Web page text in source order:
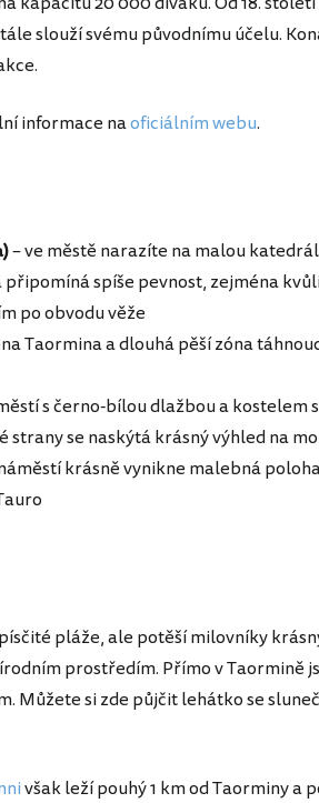
slouží svému původnímu účelu.
informace naoficiálním webu.
– ve městě narazíte na malou
spíše pevnost, zejména
po obvodu věže
Taormina a dlouhá pěší zóna
s černo-bílou dlažbou a kostelem
strany se naskýtá krásný výhled na
krásně vynikne malebná
pláže, ale potěší milovníky
prostředím. Přímo v Taormině
Můžete si zde půjčit lehátko se
však leží pouhý 1 km od Taorminy a